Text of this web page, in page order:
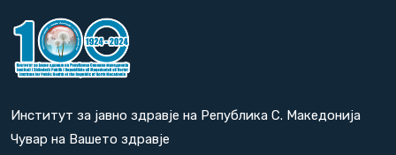
Институт за јавно здравје на Република С. Македонија
Чувар на Вашето здравје